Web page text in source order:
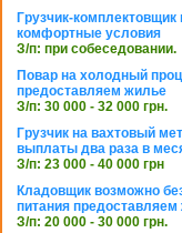
Грузчик-
комфортные условия
З/п: при собеседовании.
Повар на холодный
предоставляем жилье
З/п: 30 000 - 32 000 грн.
Грузчик на вахтовый
выплаты два раза в
З/п: 23 000 - 40 000 грн
Кладовщик возможно
питания
З/п: 20 000 - 30 000 грн.